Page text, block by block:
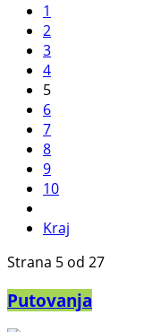
1
2
3
4
5
6
7
8
9
10
Kraj
Strana 5 od 27
Putovanja